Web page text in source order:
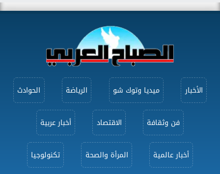
الأخبار ميديا وتوك شو الرياضة الحوادث
فن وثقافة الاقتصاد أخبار عربية
أخبار عالمية المرأة والصحة تكنولوجيا